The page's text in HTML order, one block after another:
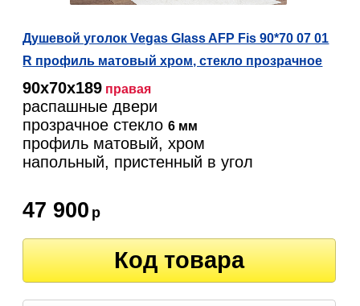
Душевой уголок Vegas Glass AFP Fis 90*70 07 01
R профиль матовый хром, стекло прозрачное
90х70х189 правая
распашные двери
прозрачное стекло6 мм
профиль матовый, хром
напольный, пристенный в угол
47 900 р
Код товара